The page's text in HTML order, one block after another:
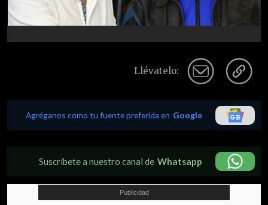
Llévatelo:
Agréganos como tu fuente preferida en Google
Suscríbete a nuestro canal de Whatsapp